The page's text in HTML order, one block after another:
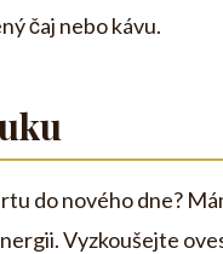
čaj nebo kávu.
do nového dne?
Vyzkoušejte